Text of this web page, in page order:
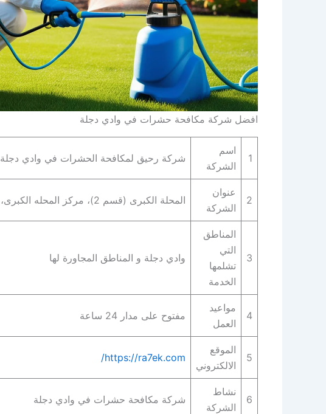
افضل شركة مكافحة حشرات في وادي دجلة
1
اسم
الشركة
شركة رحيق لمكافحة الحشرات في وادي دجلة
2
عنوان
الشركة
المحلة الكبرى (قسم 2)، مركز المحله الكبرى، محافظة الغربية 31835
3
المناطق
التي
تشلمها
الخدمة
وادي دجلة و المناطق المجاورة لها
4
مواعيد
العمل
مفتوح على مدار 24 ساعة
5
الموقع
الالكتروني
https://ra7ek.com/
6
نشاط
الشركة
شركة مكافحة حشرات في وادي دجلة